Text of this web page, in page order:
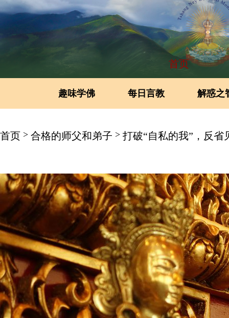
首页
趣味学佛 每日言教 解惑之
首页 > 合格的师父和弟子 > 打破“自私的我”，反省